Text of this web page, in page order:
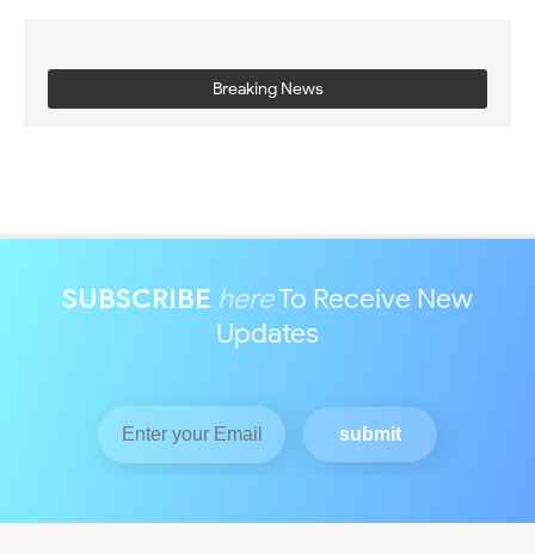
Breaking News
SUBSCRIBE hereTo Receive New
Updates